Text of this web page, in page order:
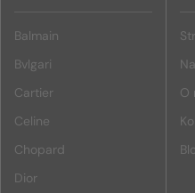
Balmain
Bvlgari
Cartier
Celine
Chopard
Dior
O